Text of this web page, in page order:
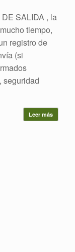
SALIDA , la
tiempo,
registro de
(si
seguridad
Leer más